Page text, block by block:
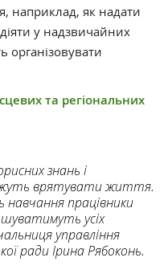
наприклад, як надати
у надзвичайних
організовувати
та регіональних
знань і
врятувати життя.
працівники
усіх
управління
ради Ірина Рябоконь.